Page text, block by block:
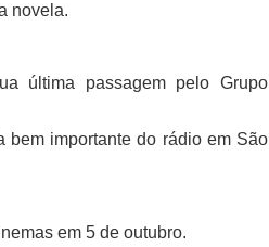
novela.
última passagem pelo Grupo
bem importante do rádio em São
em 5 de outubro.